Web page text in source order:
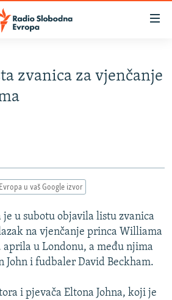
zvanica za vjenčanje
u vaš Google izvor
u subotu objavila listu zvanica
na vjenčanje princa Williama
u Londonu, a među njima
John i fudbaler David Beckham.
i pjevača Eltona Johna, koji je